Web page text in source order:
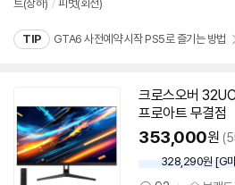
트(상하) / 피벗(회전)
TIP GTA6 사전예약 시작 PS5로 즐기는 방법
크로스오버
프로아트 무결점
353,000원
328,290원 [G마